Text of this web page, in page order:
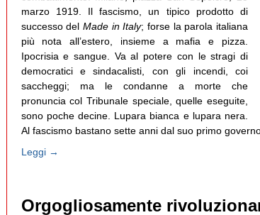
marzo 1919. Il fascismo, un tipico prodotto di
successo del Made in Italy; forse la parola italiana
più nota all’estero, insieme a mafia e pizza.
Ipocrisia e sangue. Va al potere con le stragi di
democratici e sindacalisti, con gli incendi, coi
saccheggi; ma le condanne a morte che
pronuncia col Tribunale speciale, quelle eseguite,
sono poche decine. Lupara bianca e lupara nera.
Al fascismo bastano sette anni dal suo primo
Leggi →
Orgogliosamente